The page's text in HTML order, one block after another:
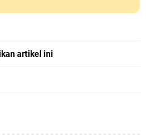
artikel ini